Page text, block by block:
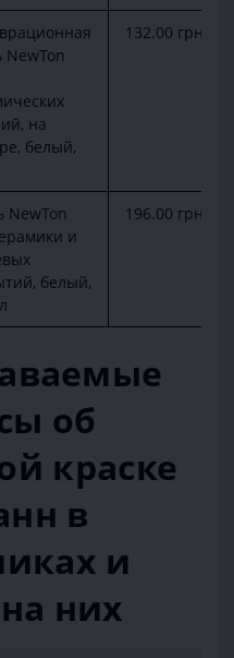
NewTon
на
белый,
132.00 грн.
NewTon
и
белый,
196.00 грн.
об
краске
в
и
них